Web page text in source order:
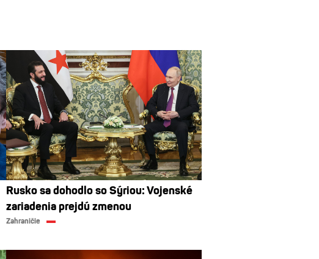
Rusko sa dohodlo so Sýriou: Vojenské
zariadenia prejdú zmenou
Zahraničie